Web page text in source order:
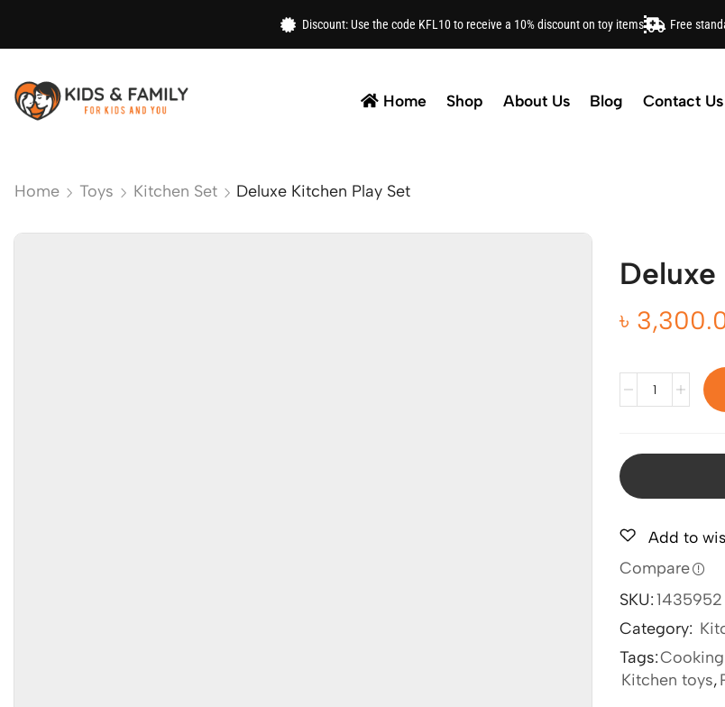
Discount: Use the code KFL10 to receive a 10% discount on toy items Free
Home Shop About Us Blog Contact Us
Home Toys Kitchen Set Deluxe Kitchen Play Set
৳
Add to
Compare
SKU: 1435952
Category:
Tags:
Kitchen toys,